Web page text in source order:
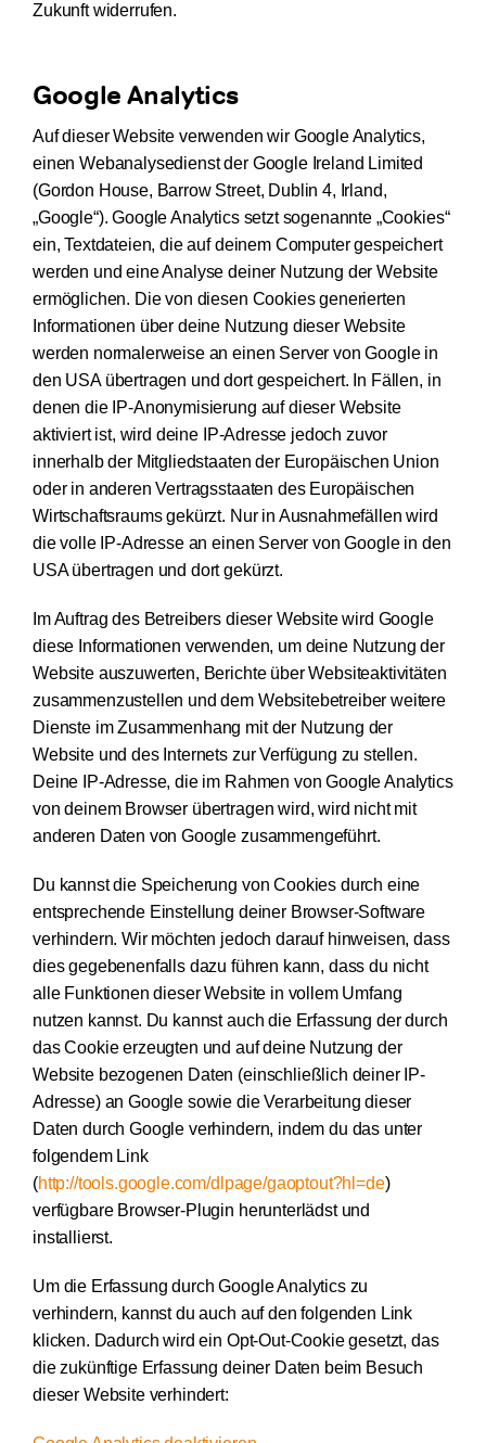
Zukunft widerrufen.
Google Analytics
Auf dieser Website verwenden wir Google Analytics,
einen Webanalysedienst der Google Ireland Limited
(Gordon House, Barrow Street, Dublin 4, Irland,
„Google“). Google Analytics setzt sogenannte „Cookies“
ein, Textdateien, die auf deinem Computer gespeichert
werden und eine Analyse deiner Nutzung der Website
ermöglichen. Die von diesen Cookies generierten
Informationen über deine Nutzung dieser Website
werden normalerweise an einen Server von Google in
den USA übertragen und dort gespeichert. In Fällen, in
denen die IP-Anonymisierung auf dieser Website
aktiviert ist, wird deine IP-Adresse jedoch zuvor
innerhalb der Mitgliedstaaten der Europäischen Union
oder in anderen Vertragsstaaten des Europäischen
Wirtschaftsraums gekürzt. Nur in Ausnahmefällen wird
die volle IP-Adresse an einen Server von Google in den
USA übertragen und dort gekürzt.
Im Auftrag des Betreibers dieser Website wird Google
diese Informationen verwenden, um deine Nutzung der
Website auszuwerten, Berichte über Websiteaktivitäten
zusammenzustellen und dem Websitebetreiber weitere
Dienste im Zusammenhang mit der Nutzung der
Website und des Internets zur Verfügung zu stellen.
Deine IP-Adresse, die im Rahmen von Google Analytics
von deinem Browser übertragen wird, wird nicht mit
anderen Daten von Google zusammengeführt.
Du kannst die Speicherung von Cookies durch eine
entsprechende Einstellung deiner Browser-Software
verhindern. Wir möchten jedoch darauf hinweisen, dass
dies gegebenenfalls dazu führen kann, dass du nicht
alle Funktionen dieser Website in vollem Umfang
nutzen kannst. Du kannst auch die Erfassung der durch
das Cookie erzeugten und auf deine Nutzung der
Website bezogenen Daten (einschließlich deiner IP-
Adresse) an Google sowie die Verarbeitung dieser
Daten durch Google verhindern, indem du das unter
folgendem Link
(http://tools.google.com/dlpage/gaoptout?hl=de)
verfügbare Browser-Plugin herunterlädst und
installierst.
Um die Erfassung durch Google Analytics zu
verhindern, kannst du auch auf den folgenden Link
klicken. Dadurch wird ein Opt-Out-Cookie gesetzt, das
die zukünftige Erfassung deiner Daten beim Besuch
dieser Website verhindert: